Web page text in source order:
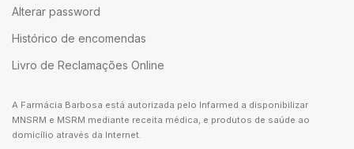
Alterar password
Histórico de encomendas
Livro de Reclamações Online
A Farmácia Barbosa está autorizada pelo Infarmed a disponibilizar
MNSRM e MSRM mediante receita médica, e produtos de saúde ao
domicílio através da Internet.